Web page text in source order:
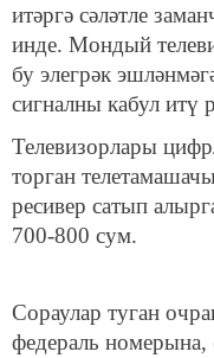
итәргә сәләтле
инде. Мондый
бу элегрәк
сигналны кабул итү
Телевизорлары
торган
ресивер сатып
700-800 сум.
Сораулар туган
федераль